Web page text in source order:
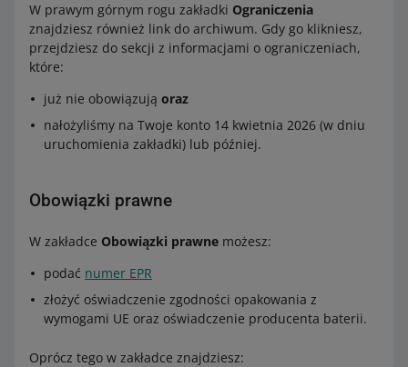
W prawym górnym rogu zakładki Ograniczenia
znajdziesz również link do archiwum. Gdy go klikniesz,
przejdziesz do sekcji z informacjami o ograniczeniach,
które:
już nie obowiązują oraz
nałożyliśmy na Twoje konto 14 kwietnia 2026 (w dniu
uruchomienia zakładki) lub później.
Obowiązki prawne
W zakładce Obowiązki prawne możesz:
podać numer EPR
złożyć oświadczenie zgodności opakowania z
wymogami UE oraz oświadczenie producenta baterii.
Oprócz tego w zakładce znajdziesz: